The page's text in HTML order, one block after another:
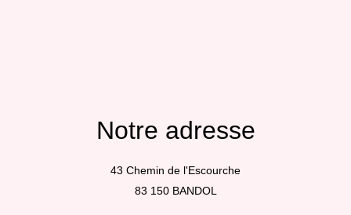
Notre adresse
43 Chemin de l'Escourche
83 150 BANDOL